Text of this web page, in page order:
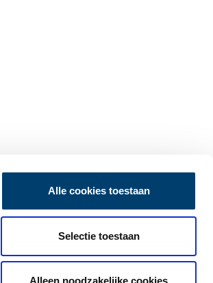
Alle cookies toestaan
Selectie toestaan
Alleen noodzakelijke cookies